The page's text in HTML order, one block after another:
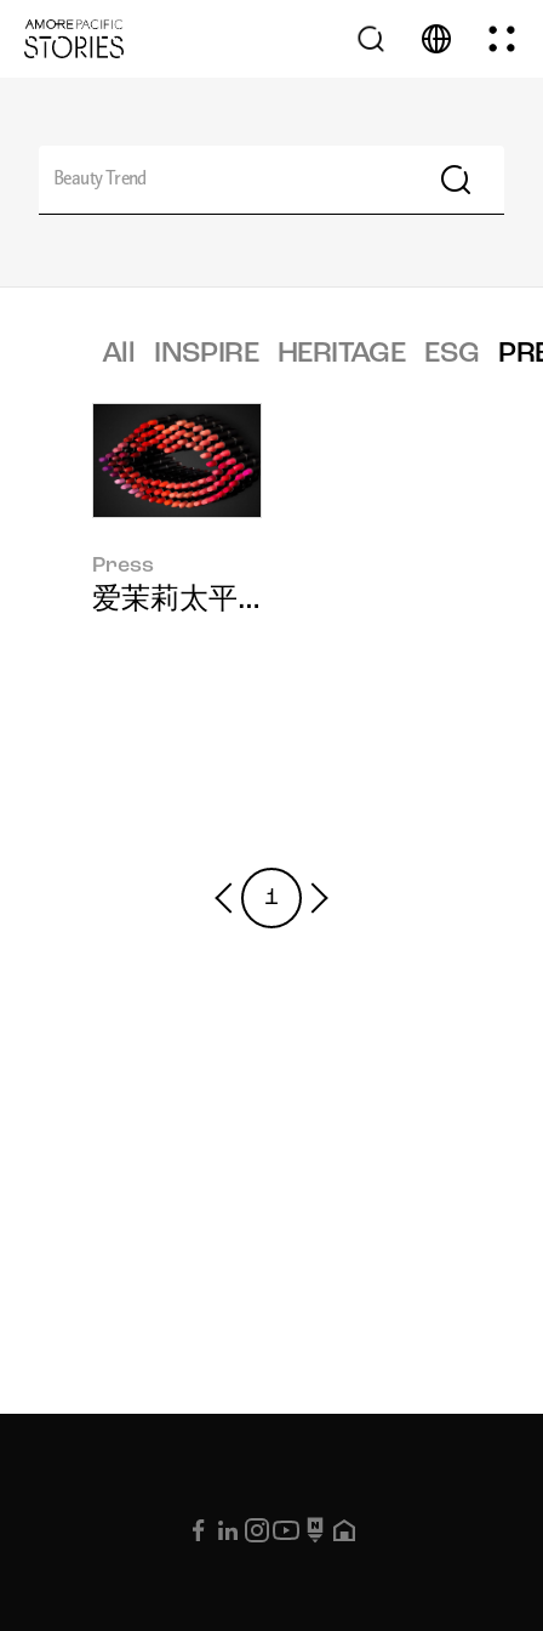
All INSPIRE HERITAGE ESG
Press
爱茉莉太平洋专业彩妆品牌
1